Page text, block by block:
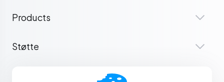
Products
Støtte